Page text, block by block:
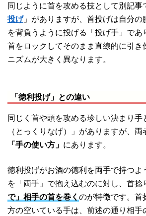
同じように首を攻める技として別記事
投げ」がありますが、首投げは自分の
を背負うように投げる「投げ手」で
首をロックしてそのまま直線的に引き
ニズムが大きく異なります。
「徳利投げ」との違い
同じく首や頭を攻める珍しい決まり手
（とっくりなげ）」がありますが、
「手の使い方」 にあります。
徳利投げがお酒の徳利を両手で持つよ
を「両手」で抱え込むのに対し、首捻
で」相手の首を巻く のが特徴です。首
方の空いている手は、前述の通り相手